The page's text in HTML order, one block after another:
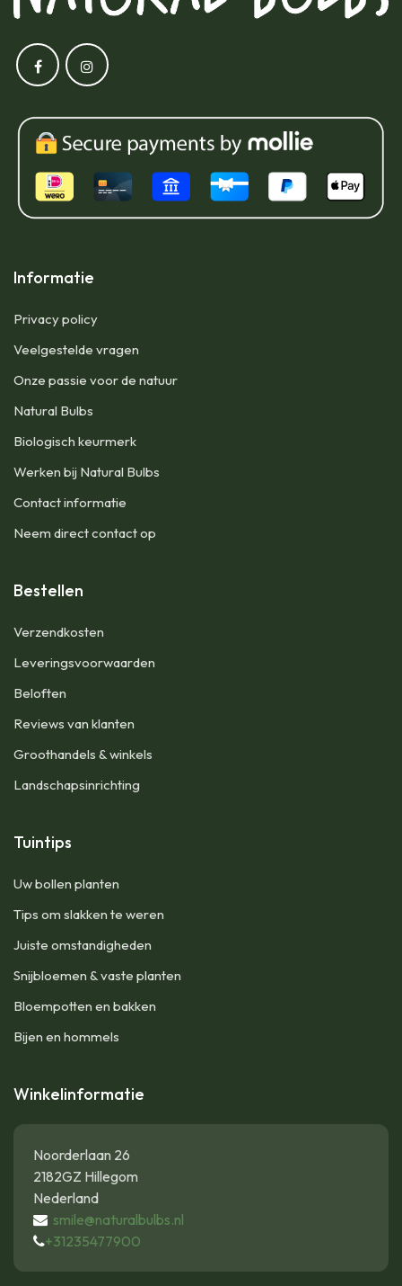
Informatie
Privacy policy
Veelgestelde vragen
Onze passie voor de natuur
Natural Bulbs
Biologisch keurmerk
Werken bij Natural Bulbs
Contact informatie
Neem direct contact op
Bestellen
Verzendkosten
Leveringsvoorwaarden
Beloften
Reviews van klanten
Groothandels & winkels
Landschapsinrichting
Tuintips
Uw bollen planten
Tips om slakken te weren
Juiste omstandigheden
Snijbloemen & vaste planten
Bloempotten en bakken
Bijen en hommels
Winkelinformatie
Noorderlaan 26
2182GZ Hillegom
Nederland
smile@naturalbulbs.nl
+31235477900